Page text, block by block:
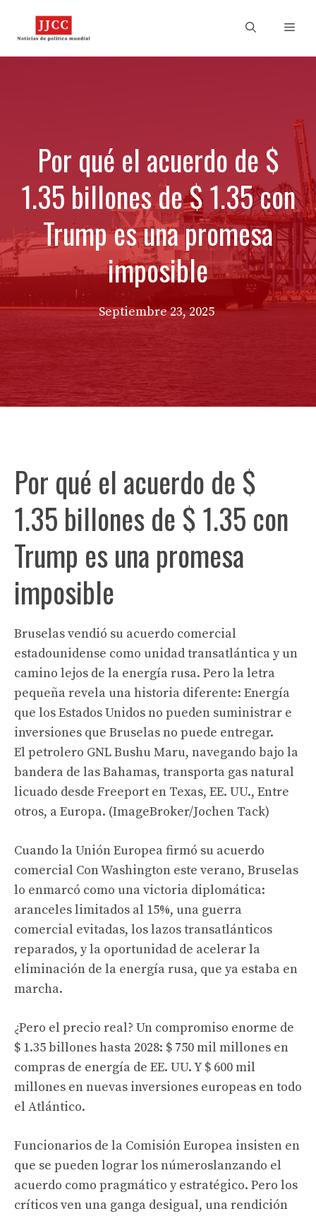
Por qué el acuerdo de $
1.35 billones de $ 1.35 con
Trump es una promesa
imposible
Septiembre 23, 2025
Por qué el acuerdo de $
1.35 billones de $ 1.35 con
Trump es una promesa
imposible
Bruselas vendió su acuerdo comercial
estadounidense como unidad transatlántica y un
camino lejos de la energía rusa. Pero la letra
pequeña revela una historia diferente: Energía
que los Estados Unidos no pueden suministrar e
inversiones que Bruselas no puede entregar.
El petrolero GNL Bushu Maru, navegando bajo la
bandera de las Bahamas, transporta gas natural
licuado desde Freeport en Texas, EE. UU., Entre
otros, a Europa. (ImageBroker/Jochen Tack)
Cuando la Unión Europeafirmó su acuerdo
comercial Con Washington este verano, Bruselas
lo enmarcó como una victoria diplomática:
aranceles limitados al 15%, una guerra
comercial evitadas, los lazos transatlánticos
reparados, y la oportunidad de acelerar la
eliminación de la energía rusa, que ya estaba en
marcha.
¿Pero el precio real? Un compromiso enorme de
$ 1.35 billones hasta 2028: $ 750 mil millones en
compras de energía de EE. UU. Y $ 600 mil
millones en nuevas inversiones europeas en todo
el Atlántico.
Funcionarios de la Comisión Europea insisten en
que se pueden lograr los númeroslanzando el
acuerdo como pragmático y estratégico. Pero los
críticos ven una ganga desigual, una rendición